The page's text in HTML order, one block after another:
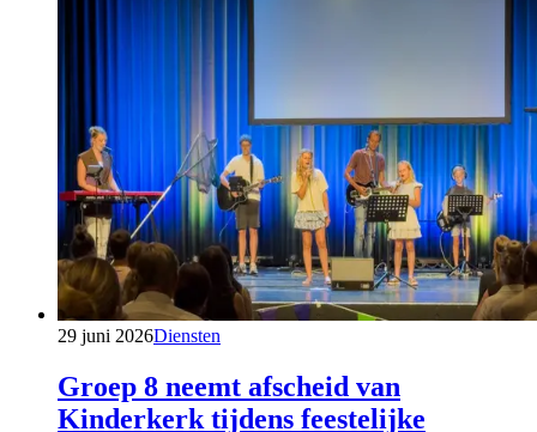
29 juni 2026Diensten
Groep 8 neemt afscheid van
Kinderkerk tijdens feestelijke